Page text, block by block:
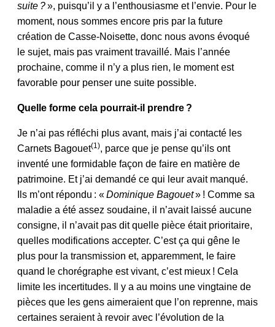
suite ?», puisqu’il y a l’enthousiasme et l’envie. Pour le
moment, nous sommes encore pris par la future
création de Casse-Noisette, donc nous avons évoqué
le sujet, mais pas vraiment travaillé. Mais l’année
prochaine, comme il n’y a plus rien, le moment est
favorable pour penser une suite possible.
Quelle forme cela pourrait-il prendre ?
Je n’ai pas réfléchi plus avant, mais j’ai contacté les
Carnets Bagouet(1), parce que je pense qu’ils ont
inventé une formidable façon de faire en matière de
patrimoine. Et j’ai demandé ce qui leur avait manqué.
Ils m’ont répondu : «Dominique Bagouet» ! Comme sa
maladie a été assez soudaine, il n’avait laissé aucune
consigne, il n’avait pas dit quelle pièce était prioritaire,
quelles modifications accepter. C’est ça qui gêne le
plus pour la transmission et, apparemment, le faire
quand le chorégraphe est vivant, c’est mieux ! Cela
limite les incertitudes. Il y a au moins une vingtaine de
pièces que les gens aimeraient que l’on reprenne, mais
certaines seraient à revoir avec l’évolution de la